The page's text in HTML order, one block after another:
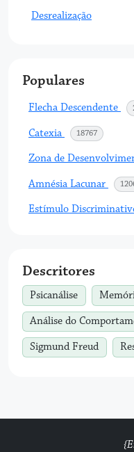
Desrealização
Populares
Flecha Descendente
Catexia 18767acessos
Zona de
Amnésia Lacunar
Estímulo
Descritores
Psicanálise
Análise do
Sigmund Freud